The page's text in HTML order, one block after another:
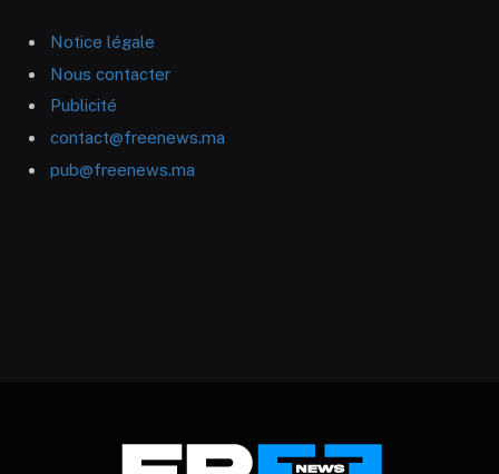
Notice légale
Nous contacter
Publicité
contact@freenews.ma
pub@freenews.ma